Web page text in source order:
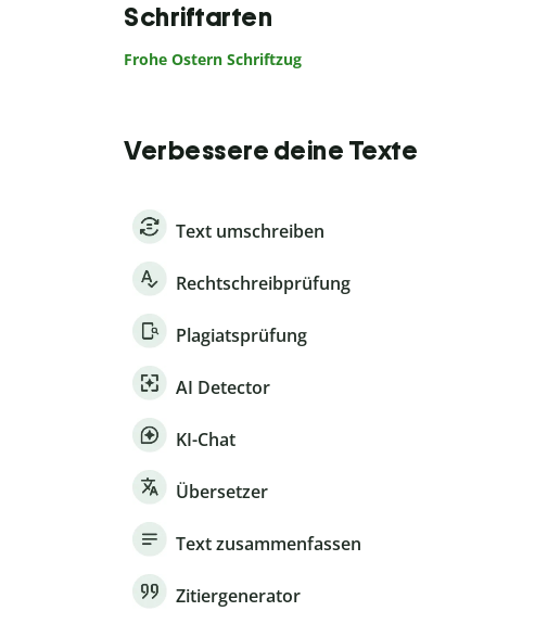
Schriftarten
Frohe Ostern Schriftzug
Verbessere deine Texte
Text umschreiben
Rechtschreibprüfung
Plagiatsprüfung
AI Detector
KI-Chat
Übersetzer
Text zusammenfassen
Zitiergenerator